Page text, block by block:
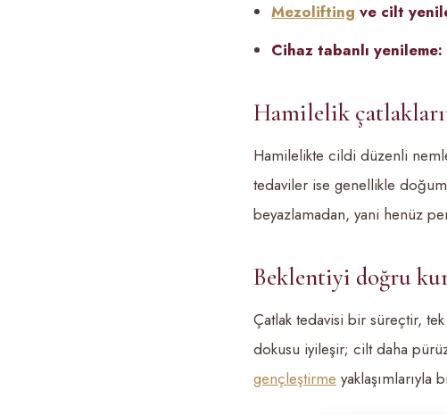
Mezolifting ve cilt
Cihaz tabanlı yenileme:
Hamilelik
Hamilelikte cildi düzenli
tedaviler ise genellikle
beyazlamadan, yani henüz
Beklentiyi doğru
Çatlak tedavisi bir süreçtir,
dokusu iyileşir; cilt daha
gençleştirme